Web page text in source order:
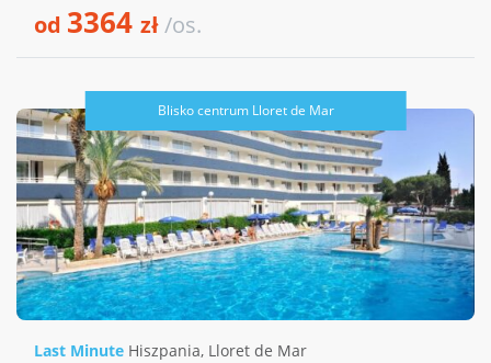
od 3364 zł/os.
Blisko centrum Lloret de Mar
Last Minute Hiszpania, Lloret de Mar